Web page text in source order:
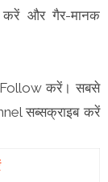
करें और गैर-मानक
करें। सबसे
सब्सक्राइब करें